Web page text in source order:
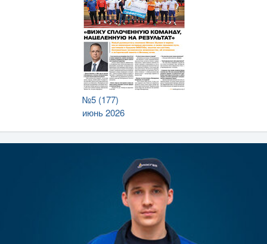
№5 (177)
июнь 2026